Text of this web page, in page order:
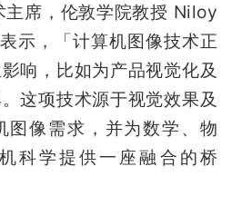
席，伦敦学院教授 Niloy
示，「计算机图像技术正
响，比如为产品视觉化及
这项技术源于视觉效果及
图像需求，并为数学、物
科学提供一座融合的桥